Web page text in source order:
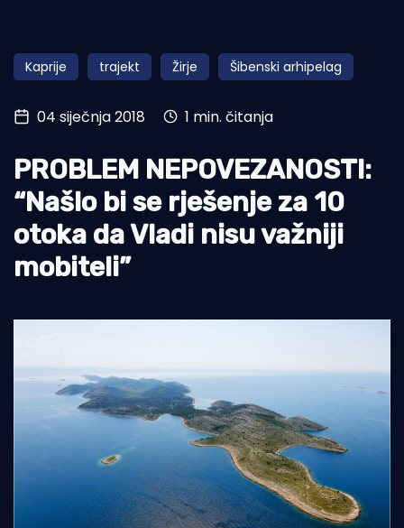
Obala
Otoci
Turizam i nautika
Pomorstvo
Ribolov
Ekologija
Tradicija i kultura
Kaprije trajekt Žirje Šibenski arhipelag
04 siječnja 2018 1 min. čitanja
PROBLEM NEPOVEZANOSTI:
“Našlo bi se rješenje za 10
otoka da Vladi nisu važniji
mobiteli”